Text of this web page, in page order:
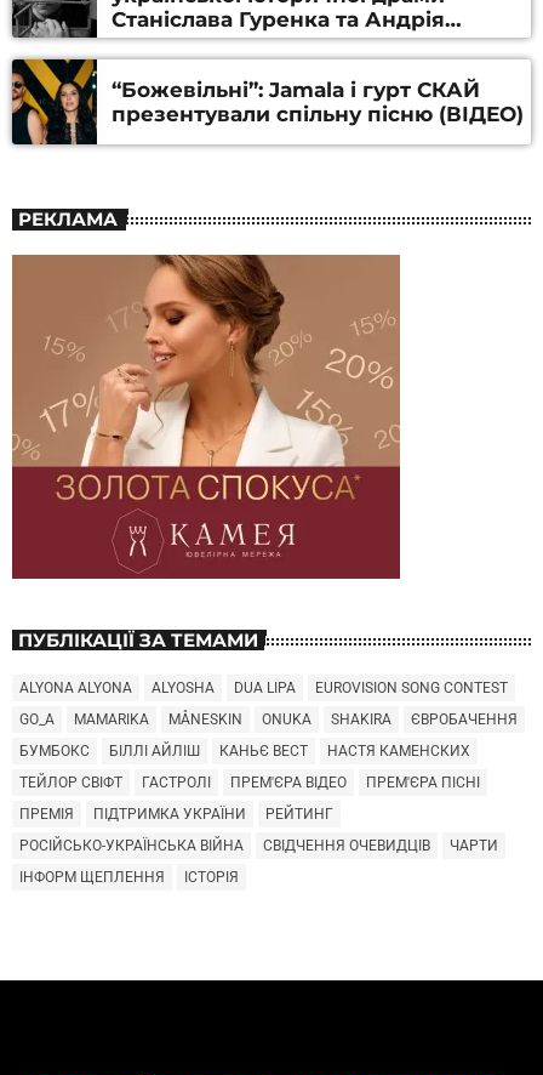
Станіслава Гуренка та Андрія
Алфьорова (ВІДЕО)
“Божевільні”: Jamala і гурт СКАЙ
презентували спільну пісню (ВІДЕО)
РЕКЛАМА
ПУБЛІКАЦІЇ ЗА ТЕМАМИ
ALYONA ALYONA ALYOSHA DUA LIPA
EUROVISION SONG CONTEST
GO_A
MAMARIKA MÅNESKIN ONUKA SHAKIRA
ЄВРОБАЧЕННЯ
БУМБОКС
БІЛЛІ АЙЛІШ КАНЬЄ ВЕСТ
НАСТЯ КАМЕНСКИХ
ТЕЙЛОР СВІФТ
ГАСТРОЛІ ПРЕМ'ЄРА ВІДЕО
ПРЕМ'ЄРА ПІСНІ
ПРЕМІЯ
ПІДТРИМКА УКРАЇНИ
РЕЙТИНГ
РОСІЙСЬКО-УКРАЇНСЬКА ВІЙНА
СВІДЧЕННЯ ОЧЕВИДЦІВ
ЧАРТИ
ІНФОРМ ЩЕПЛЕННЯ
ІСТОРІЯ